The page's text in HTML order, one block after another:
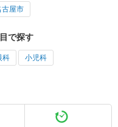
古屋市
で探す
科 小児科